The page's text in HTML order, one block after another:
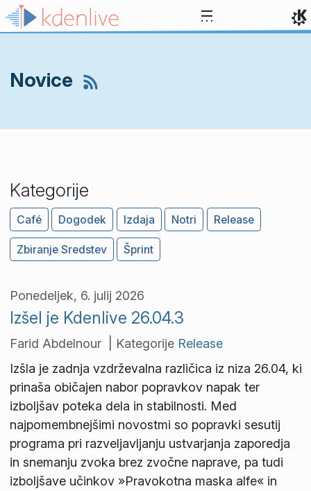
Preskoči na vsebino
Novice
Kategorije
Café Dogodek Izdaja Notri Release
Zbiranje Sredstev Šprint
Ponedeljek, 6. julij 2026
Izšel je Kdenlive 26.04.3
Farid Abdelnour | Kategorije Release
Izšla je zadnja vzdrževalna različica iz niza 26.04, ki
prinaša običajen nabor popravkov napak ter
izboljšav poteka dela in stabilnosti. Med
najpomembnejšimi novostmi so popravki sesutij
programa pri razveljavljanju ustvarjanja zaporedja
in snemanju zvoka brez zvočne naprave, pa tudi
izboljšave učinkov »Pravokotna maska alfe« in